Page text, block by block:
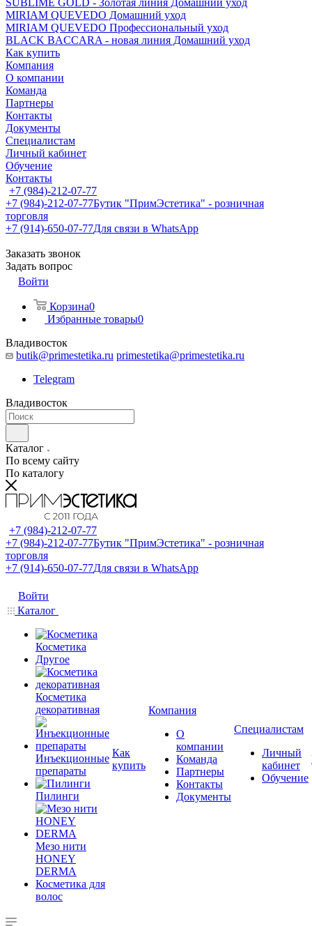
SUBLIME GOLD - Золотая линия Домашний уход
MIRIAM QUEVEDO Домашний уход
MIRIAM QUEVEDO Профессиональный уход
BLACK BACCARA - новая линия Домашний уход
Как купить
Компания
О компании
Команда
Партнеры
Контакты
Документы
Специалистам
Личный кабинет
Обучение
Контакты
+7 (984)-212-07-77
+7 (984)-212-07-77Бутик "ПримЭстетика" - розничная
торговля
+7 (914)-650-07-77Для связи в WhatsApp
Заказать звонок
Задать вопрос
Войти
Корзина0
Избранные товары0
Владивосток
butik@primestetika.ru primestetika@primestetika.ru
Telegram
Владивосток
Каталог
По всему сайту
По каталогу
+7 (984)-212-07-77
+7 (984)-212-07-77Бутик "ПримЭстетика" - розничная
торговля
+7 (914)-650-07-77Для связи в WhatsApp
Войти
Каталог
Косметика
Другое
Косметика
декоративная
Инъекционные
препараты
Пилинги
Мезо нити
HONEY
DERMA
Косметика для
волос
Как
купить
Компания
О
компании
Команда
Партнеры
Контакты
Документы
Специалистам
Личный
кабинет
Обучение